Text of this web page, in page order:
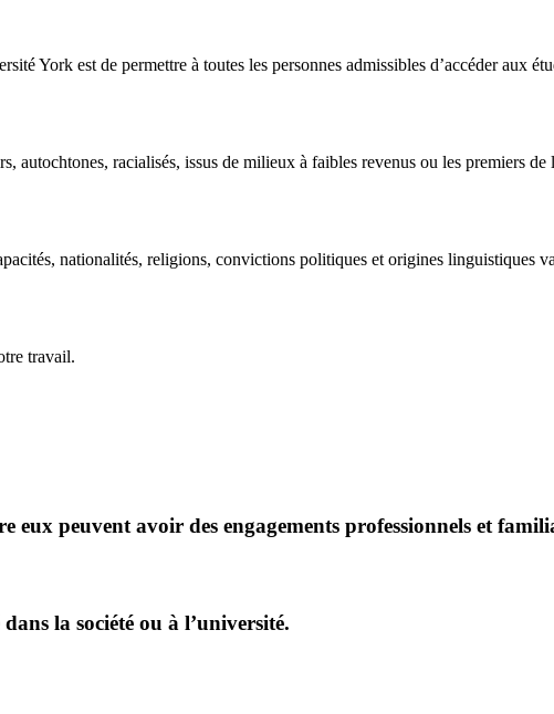
York est de permettre à toutes les personnes admissibles d’accéder aux
autochtones, racialisés, issus de milieux à faibles revenus ou les premiers
nationalités, religions, convictions politiques et origines linguistiques
travail.
eux peuvent avoir des engagements professionnels et
la société ou à l’université.